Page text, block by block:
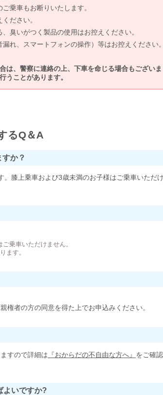
乗車もお断りいたします。
ださい。
臭いがつく製品の使用はお控えください。
れ、スマートフォンの操作）等はお控えください
は、警察に連絡の上、下車を命じる場合もございま
うことがあります。
るQ＆A
か？
膝上乗車および3歳未満のお子様はご乗車いただ
乗車いただけません。
ます。
権者の方の同意を得た上でお申込みください。
すので詳細は 『おからだの不自由な方へ』 をご確
よいですか?